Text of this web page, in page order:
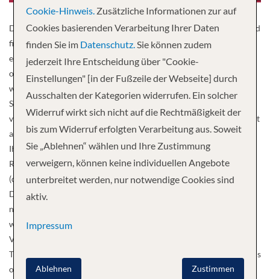
Die Ventura ist eines der größten Schiffe von P&O Cruises. An Bord
finden Sie eine vielfältige Auswahl an Freizeiteinrichtungen, seine
es Bars und Restaurants, ein Sportplatz und der Wellnessbereich
oder das Theater. Daneben hat die Ventura aber auch noch einige
weitere spannende Features zu bieten, die es so nur auf diesem
Schiff gibt. Das Hauptrestaurant der Ventura ist der „White Room“
von niemand Geringerem als Marco Pierre White. Das war es damit
aber noch lange nicht: So warten noch elf weitere Restaurants auf
Ihren Besuch, darunter eine Tapas-Bar und ein tolles asiatisches
Restaurant. Außerdem haben Sie die Wahl zwischen Club Dinning
(der gleiche Tisch zur gleichen Zeit jeden Abend) und Freedom-
Dinning (keine festen Tische und keine feste Zeit). Wem das noch
nicht flexibel genug ist, der wird unser Buffet-Restaurant lieben,
welches rund um die Uhr geöffnet ist. Unterhaltung wird auf der
Ventura ganz besonders großgeschrieben. Es erwarten Sie ein
Theater, ein Kino, zwei Lounges mit Kabarett, Comedy und Musicals
oder das Metropolis, eine tolle Bar mit einer großen
Cookie-Hinweis. Zusätzliche Informationen zur auf
Cookies basierenden Verarbeitung Ihrer Daten
finden Sie im Datenschutz.Sie können zudem
jederzeit Ihre Entscheidung über "Cookie-
Einstellungen" [in der Fußzeile der Webseite] durch
Ausschalten der Kategorien widerrufen. Ein solcher
Widerruf wirkt sich nicht auf die Rechtmäßigkeit der
bis zum Widerruf erfolgten Verarbeitung aus. Soweit
Sie „Ablehnen“ wählen und Ihre Zustimmung
verweigern, können keine individuellen Angebote
unterbreitet werden, nur notwendige Cookies sind
aktiv.
Impressum
Zustimmen
Ablehnen